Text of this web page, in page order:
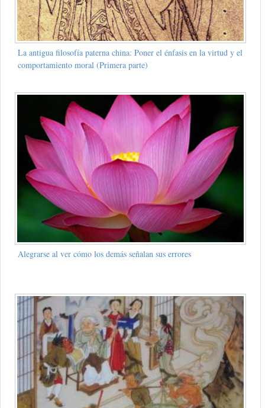
La antigua filosofía paterna china: Poner el énfasis en la virtud y el
comportamiento moral (Primera parte)
Alegrarse al ver cómo los demás señalan sus errores